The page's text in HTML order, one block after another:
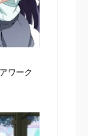
ワーク